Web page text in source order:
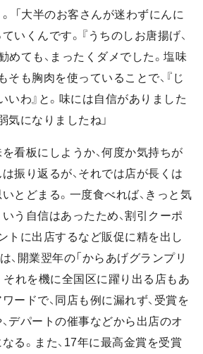
「大半のお客さんが迷わずにんに
いくんです。『うちのしお唐揚げ、
めても、まったくダメでした。塩味
そも胸肉を使っていることで、『じ
いわ』と。味には自信がありました
気になりましたね」
看板にしようか、何度か気持ちが
振り返るが、それでは店が長くは
とどまる。一度食べれば、きっと気
う自信はあったため、割引クーポ
トに出店するなど販促に精を出し
、開業翌年の「からあげグランプリ
それを機に全国区に躍り出る店もあ
ードで、同店も例に漏れず、受賞を
デパートの催事などから出店のオ
る。また、17年に最高金賞を受賞